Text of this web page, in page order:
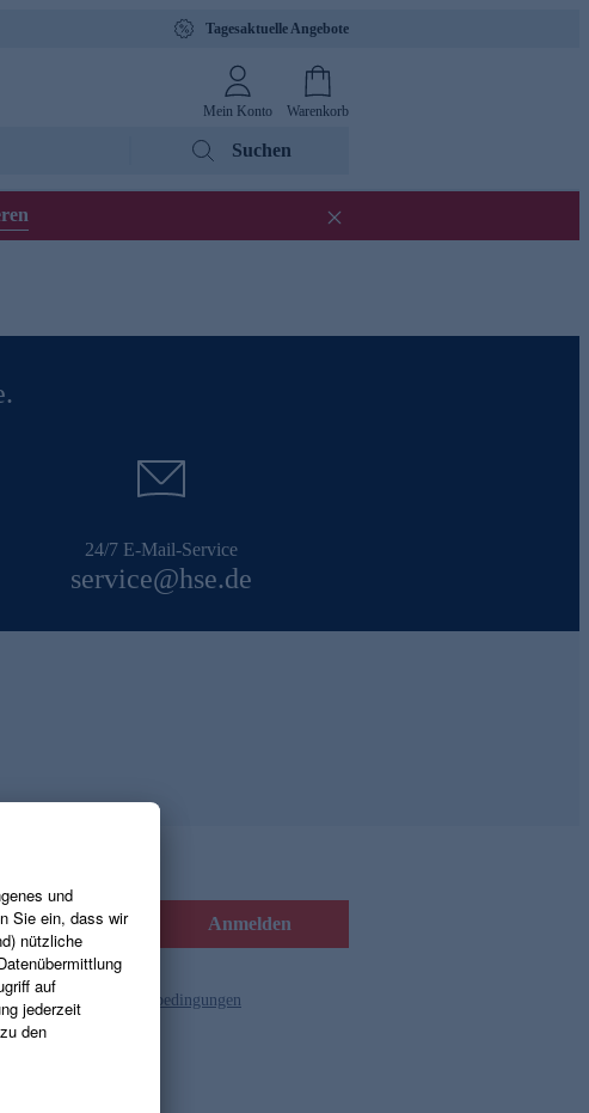
Tagesaktuelle Angebote
Mein Konto Warenkorb
Suchen
24/7 E-Mail-Service
service@hse.de
Anmelden
und die Gutscheinbedingungen